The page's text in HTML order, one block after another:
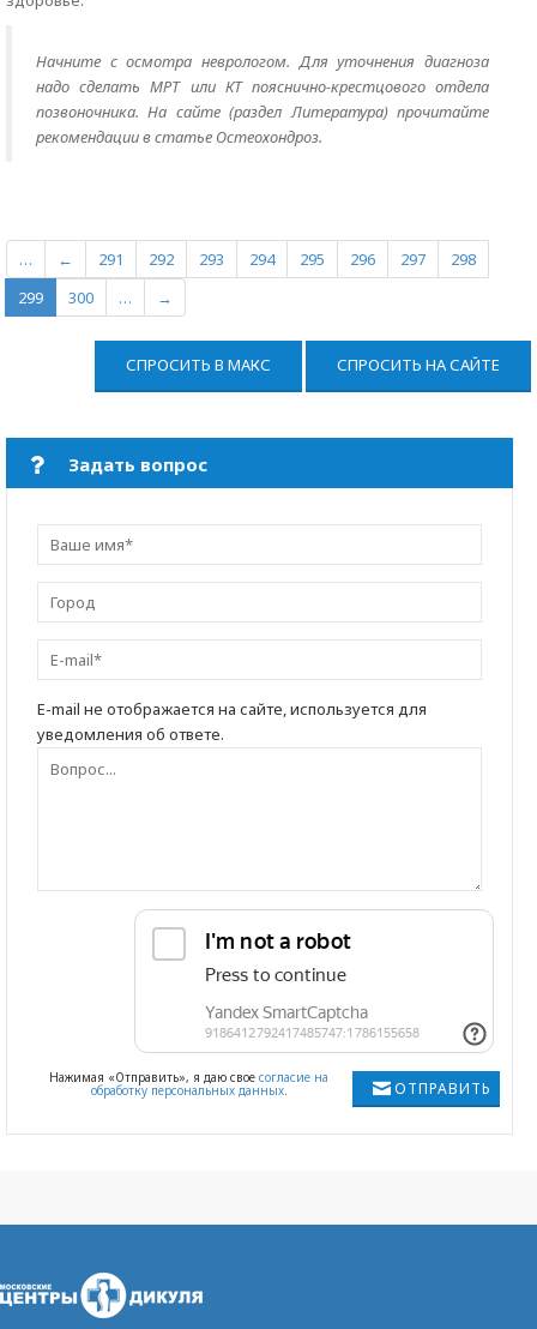
Начните с осмотра неврологом. Для уточнения диагноза
надо сделать МРТ или КТ пояснично-крестцового отдела
позвоночника. На сайте (раздел Литература) прочитайте
рекомендации в статье Остеохондроз.
… ← 291 292 293 294 295 296 297
298
299
300 … →
СПРОСИТЬ В МАКС СПРОСИТЬ НА САЙТЕ
Задать вопрос
E-mail не отображается на сайте, используется для
уведомления об ответе.
ОТПРАВИТЬ
Нажимая «Отправить», я даю свое согласие на
обработку персональных данных.